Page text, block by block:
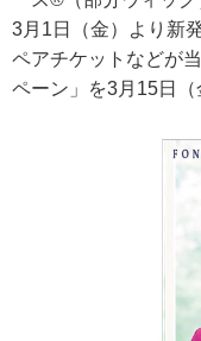
3月1日（金）より新
ペアチケットなどが
ペーン」を3月15日（